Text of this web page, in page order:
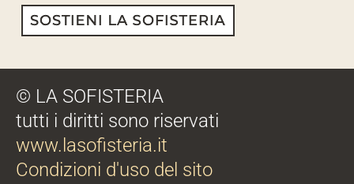
© LA SOFISTERIA
tutti i diritti sono riservati
www.lasofisteria.it
Condizioni d'uso del sito